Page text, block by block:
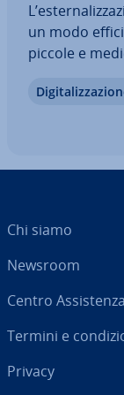
un modo
piccole e
co­no­sciu­ti
Chi siamo
Newsroom
Centro As­si­sten­za
Termini e
Privacy